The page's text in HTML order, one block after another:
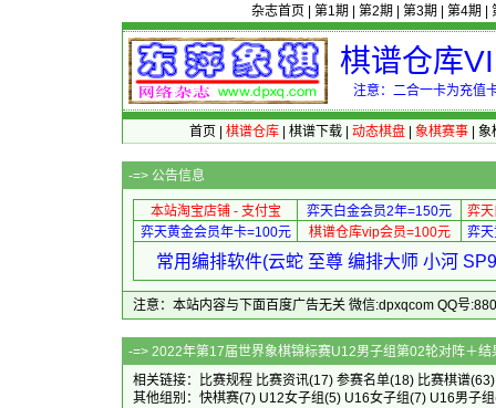
杂志首页 第1期 第2期 第3期 第4期
棋谱仓库
注意：二合一卡为充值
首页 棋谱仓库| 棋谱下载| 动态棋盘| 象棋赛事| 象
-=> 公告信息
本站淘宝店铺 - 支付宝 弈天白金会员2年=150元
弈
弈天黄金会员年卡=100元
棋谱仓库vip会员=100元 弈
常用编排软件(云蛇 至尊 编排大师 小河
注意：本站内容与下面百度广告无关 微信:dpxqcom QQ号
-=> 2022年第17届世界象棋锦标赛
相关链接：
比赛规程 比赛资讯(17) 参赛名单(18) 比赛棋谱
其他组别： 快棋赛(7) U12女子组(5) U16女子组(7) U16男子组